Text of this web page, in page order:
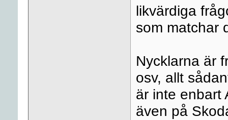
likvärdiga
som matchar
Nycklarna är
osv, allt
är inte enbart
även på